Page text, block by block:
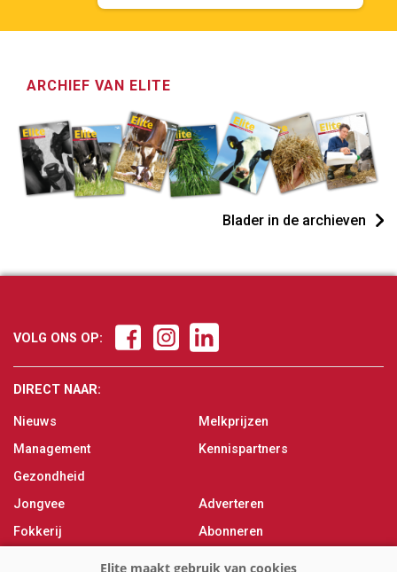
ARCHIEF VAN ELITE
Blader in de archieven
VOLG ONS OP:
DIRECT NAAR:
Nieuws
Management
Gezondheid
Jongvee
Fokkerij
Melkprijzen
Kennispartners
Adverteren
Abonneren